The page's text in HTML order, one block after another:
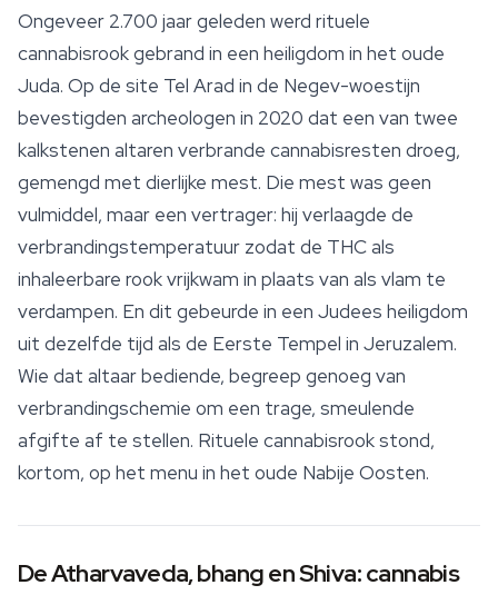
Ongeveer 2.700 jaar geleden werd rituele
cannabisrook gebrand in een heiligdom in het oude
Juda. Op de site Tel Arad in de Negev-woestijn
bevestigden archeologen in 2020 dat een van twee
kalkstenen altaren verbrande cannabisresten droeg,
gemengd met dierlijke mest. Die mest was geen
vulmiddel, maar een vertrager: hij verlaagde de
verbrandingstemperatuur zodat de THC als
inhaleerbare rook vrijkwam in plaats van als vlam te
verdampen. En dit gebeurde in een Judees heiligdom
uit dezelfde tijd als de Eerste Tempel in Jeruzalem.
Wie dat altaar bediende, begreep genoeg van
verbrandingschemie om een trage, smeulende
afgifte af te stellen. Rituele cannabisrook stond,
kortom, op het menu in het oude Nabije Oosten.
De Atharvaveda, bhang en Shiva: cannabis